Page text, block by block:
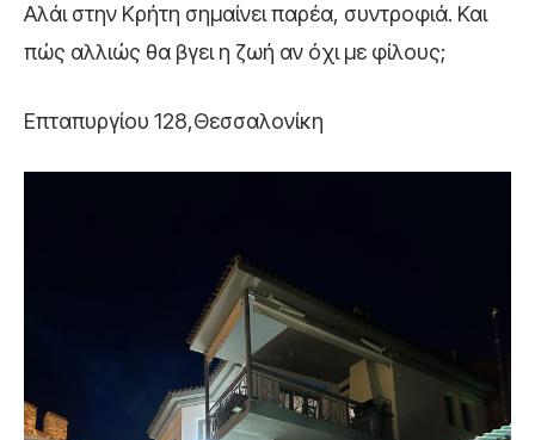
Αλάι στην Κρήτη σημαίνει παρέα, συντροφιά. Και
πώς αλλιώς θα βγει η ζωή αν όχι με φίλους;
Επταπυργίου 128,Θεσσαλονίκη